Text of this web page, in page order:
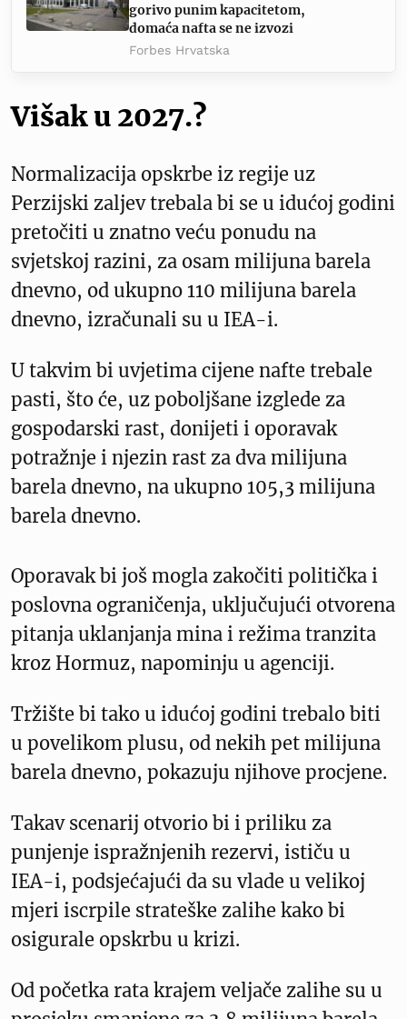
gorivo punim kapacitetom,
domaća nafta se ne izvozi
Forbes Hrvatska
Višak u 2027.?
Normalizacija opskrbe iz regije uz
Perzijski zaljev trebala bi se u idućoj godini
pretočiti u znatno veću ponudu na
svjetskoj razini, za osam milijuna barela
dnevno, od ukupno 110 milijuna barela
dnevno, izračunali su u IEA-i.
U takvim bi uvjetima cijene nafte trebale
pasti, što će, uz poboljšane izglede za
gospodarski rast, donijeti i oporavak
potražnje i njezin rast za dva milijuna
barela dnevno, na ukupno 105,3 milijuna
barela dnevno.
Oporavak bi još mogla zakočiti politička i
poslovna ograničenja, uključujući otvorena
pitanja uklanjanja mina i režima tranzita
kroz Hormuz, napominju u agenciji.
Tržište bi tako u idućoj godini trebalo biti
u povelikom plusu, od nekih pet milijuna
barela dnevno, pokazuju njihove procjene.
Takav scenarij otvorio bi i priliku za
punjenje ispražnjenih rezervi, ističu u
IEA-i, podsjećajući da su vlade u velikoj
mjeri iscrpile strateške zalihe kako bi
osigurale opskrbu u krizi.
Od početka rata krajem veljače zalihe su u